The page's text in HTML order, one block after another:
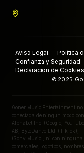
Aviso Legal Política
Confianza y Seguridad
Declaración de Cookies
© 2026
Goner Music Entertainment
conectada de ningún modo
Alphabet Inc. (Google,
AB, ByteDance Ltd. (TikTok),
(Sony Music), ni con ninguna
comerciales, logotipos,